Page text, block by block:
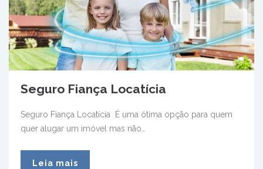
Seguro Fiança Locatícia
Seguro Fiança Locatícia É uma ótima opção para quem
quer alugar um imóvel mas não…
Leia mais